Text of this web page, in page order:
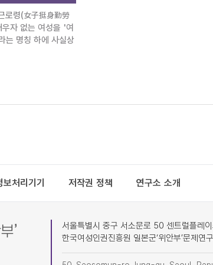
로령(女子挺身勤勞
자 없는 여성을 '여
는 명칭 하에 사실상
처리기기 저작권 정책 연구소 소개
서울특별시 중구 서소문로 50 센트럴플레
한국여성인권진흥원 일본군‘위안부’문제연